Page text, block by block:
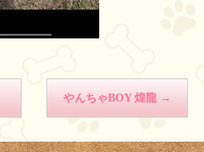
やんちゃBOY 煌龍 →